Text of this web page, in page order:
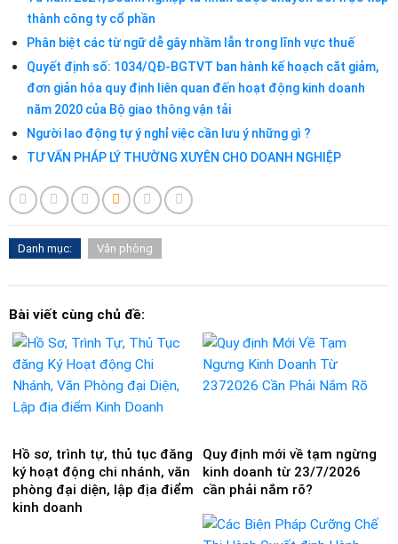
thành công ty cổ phần
Phân biệt các từ ngữ dễ gây nhầm lẫn trong lĩnh vực thuế
Quyết định số: 1034/QĐ-BGTVT ban hành kế hoạch cắt giảm,
đơn giản hóa quy định liên quan đến hoạt động kinh doanh
năm 2020 của Bộ giao thông vận tải
Người lao động tự ý nghỉ việc cần lưu ý những gì ?
TƯ VẤN PHÁP LÝ THƯỜNG XUYÊN CHO DOANH NGHIỆP
Danh mục: Văn phòng
Bài viết cùng chủ đề:
Hồ sơ, trình tự, thủ tục đăng
ký hoạt động chi nhánh, văn
phòng đại diện, lập địa điểm
kinh doanh
Quy định mới về tạm ngừng
kinh doanh từ 23/7/2026
cần phải nắm rõ?